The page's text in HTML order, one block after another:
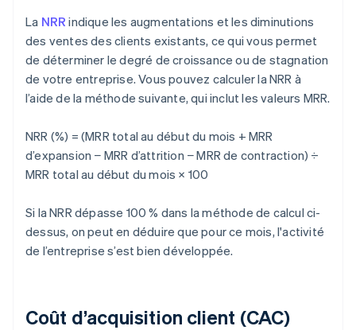
La NRR indique les augmentations et les diminutions
des ventes des clients existants, ce qui vous permet
de déterminer le degré de croissance ou de stagnation
de votre entreprise. Vous pouvez calculer la NRR à
l’aide de la méthode suivante, qui inclut les valeurs MRR.
NRR (%) = (MRR total au début du mois + MRR
d’expansion − MRR d’attrition − MRR de contraction) ÷
MRR total au début du mois × 100
Si la NRR dépasse 100 % dans la méthode de calcul ci-
dessus, on peut en déduire que pour ce mois, l'activité
de l’entreprise s’est bien développée.
Coût d’acquisition client (CAC)